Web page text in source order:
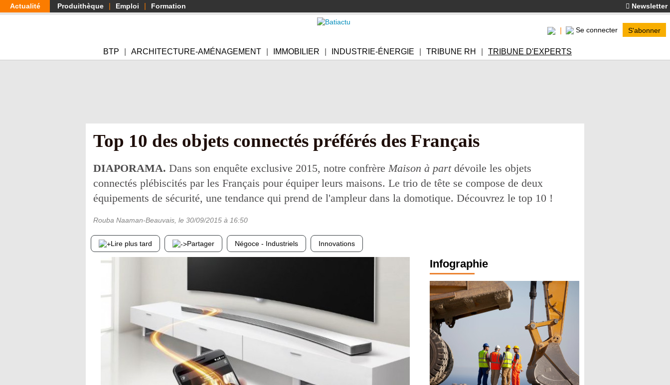
Aller
au
Actualité Produithèque Emploi Formation Newsletter
Se connecter S'abonner
BTP ARCHITECTURE-AMÉNAGEMENT IMMOBILIER INDUSTRIE-ÉNERGIE TRIBUNE RH TRIBUNE D'EXPERTS
Top 10 des objets connectés préférés des Français
DIAPORAMA. Dans son enquête exclusive 2015, notre confrère Maison à partdévoile les objets
connectés plébiscités par les Français pour équiper leurs maisons. Le trio de tête se compose de deux
équipements de sécurité, une tendance qui prend de l'ampleur dans la domotique. Découvrez le top 10 !
Rouba Naaman-Beauvais , le 30/09/2015 à 16:50
Lire plus tard Partager Négoce - Industriels Innovations
Infographie